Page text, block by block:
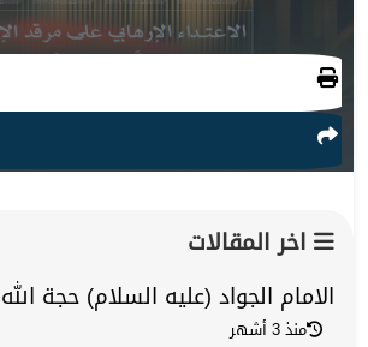
اخر المقالات
الامام الجواد (عليه السلام) حجة
منذ 3 أشهر